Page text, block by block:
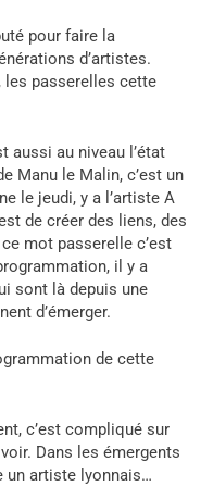
pour faire la
d’artistes.
passerelles cette
aussi au niveau l’état
Manu le Malin, c’est un
le jeudi, y a l’artiste A
de créer des liens, des
mot passerelle c’est
il y a
sont là depuis une
d’émerger.
de cette
c’est compliqué sur
Dans les émergents
un artiste lyonnais…